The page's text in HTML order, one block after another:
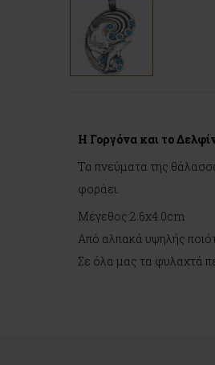
Η Γοργόνα και το
Τα πνεύματα της
φοράει.
Μέγεθος:2.6x4.0cm
Από αλπακά υψηλής
Σε όλα μας τα φυλαχτά